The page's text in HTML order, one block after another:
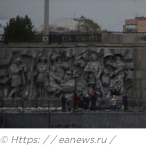
© Https: / / eanews.ru /